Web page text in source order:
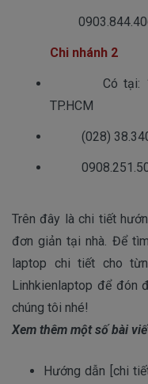
0903.844.406
Chi nhánh 2
Có tại: 179
TP.HCM
(028)
Trên đây là chi tiết
đơn giản tại nhà. Để
laptop chi tiết cho
Linhkienlaptop để đón
chúng tôi nhé!
Xem thêm một số bài
Hướng dẫn [chi